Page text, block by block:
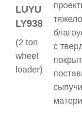
LUYU
LY938
(2 ton
wheel
loader)
с